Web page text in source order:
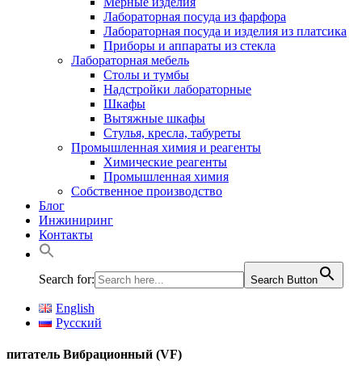
Лабораторная посуда из фарфора
Лабораторная посуда и изделия из платсика
Приборы и аппараты из стекла
Лабораторная мебель
Столы и тумбы
Надстройки лабораторные
Шкафы
Вытяжные шкафы
Стулья, кресла, табуреты
Промышленная химия и реагенты
Химические реагенты
Промышленная химия
Собственное производство
Блог
Инжиниринг
Контакты
Search for: Search Button
English
Русский
питатель Вибрационный (VF)